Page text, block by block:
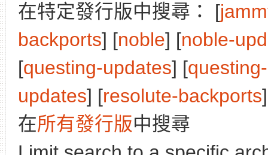
在特定發行版中搜尋： [
backports] [noble] [noble-
[questing-updates] [
updates] [resolute-backports
在所有發行版中搜尋